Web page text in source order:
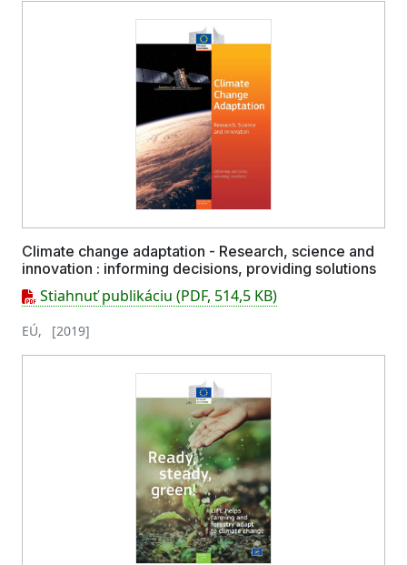
Climate change adaptation - Research, science and
innovation : informing decisions, providing solutions
Stiahnuť publikáciu (PDF, 514,5 KB)
EÚ, [2019]